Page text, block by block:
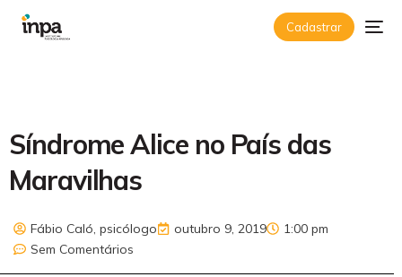
Cadastrar
Síndrome Alice no País das
Maravilhas
Fábio Caló, psicólogo outubro 9, 2019
1:00 pm
Sem Comentários